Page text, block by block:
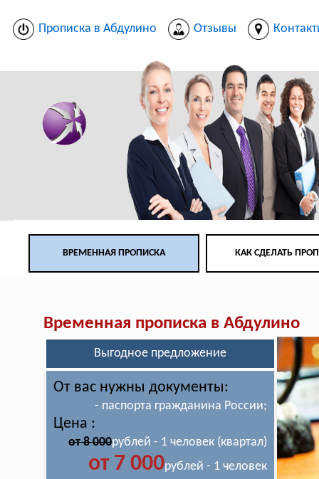
Прописка в Абдулино Отзывы
ВРЕМЕННАЯ ПРОПИСКА КАК СДЕЛАТЬ
Временная прописка в Абдулино
Выгодное предложение
От вас нужны документы:
- паспорта гражданина России;
Цена :
от 8 000рублей - 1 человек (квартал)
от 7 000рублей - 1 человек